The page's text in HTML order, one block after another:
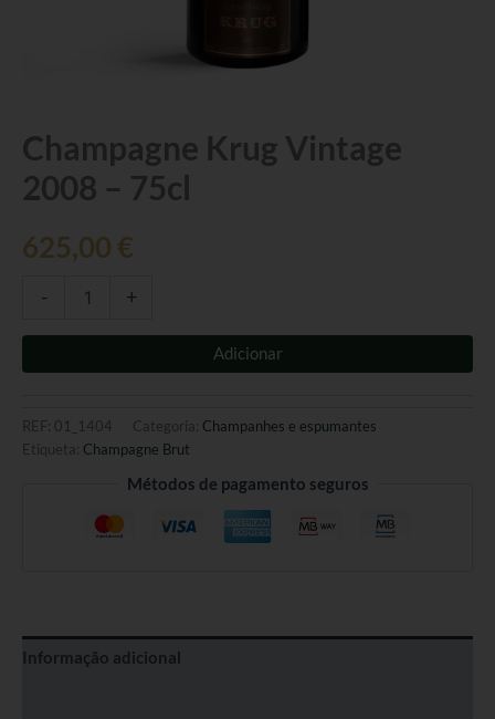
Champagne Krug Vintage
2008 – 75cl
625,00 €
-
Quantidade
de
Champagne
Krug
2008
+
Adicionar
REF: 01_1404 Categoria: Champanhes e espumantes
Etiqueta: Champagne Brut
Métodos de pagamento seguros
Informação adicional